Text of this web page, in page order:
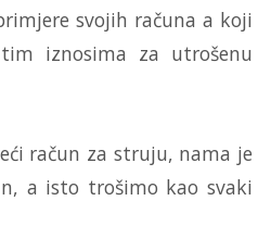
svojih računa a koji
iznosima za utrošenu
račun za struju, nama je
a isto trošimo kao svaki